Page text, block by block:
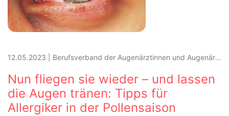
12.05.2023 Berufsverband der Augenärztinnen und Augenärzte Deutschlands e.V. (BVA)
Nun fliegen sie wieder – und lassen
die Augen tränen: Tipps für
Allergiker in der Pollensaison